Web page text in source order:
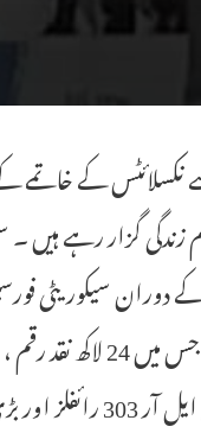
سے نکسلائٹس کے
زندگی گزار رہے ہیں
سیکوریٹی
چھتیس گڑھ میں دو الگ الگ مقامات پر ماؤ
ضبط کرلیا گیا ۔ حفاظتی دستوں نے ٹیکلا